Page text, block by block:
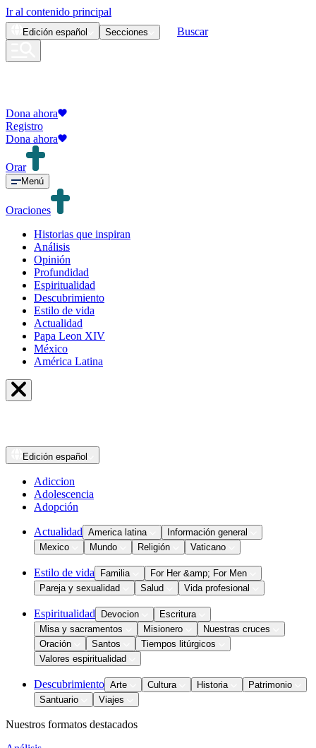
Ir al contenido principal
Edición español Secciones Buscar
Dona ahora
Registro
Dona ahora
Orar
Menú
Oraciones
Historias que inspiran
Análisis
Opinión
Profundidad
Espiritualidad
Descubrimiento
Estilo de vida
Actualidad
Papa Leon XIV
México
América Latina
Edición español
Adiccion
Adolescencia
Adopción
Actualidad America latina
Información general
Mexico
Mundo Religión Vaticano
Estilo de vida Familia
For Her &amp; For Men
Pareja y sexualidad
Salud Vida profesional
Espiritualidad Devocion
Escritura
Misa y sacramentos
Misionero
Nuestras cruces
Oración
Santos
Tiempos litúrgicos
Valores espiritualidad
Descubrimiento Arte Cultura Historia
Patrimonio
Santuario
Viajes
Nuestros formatos destacados